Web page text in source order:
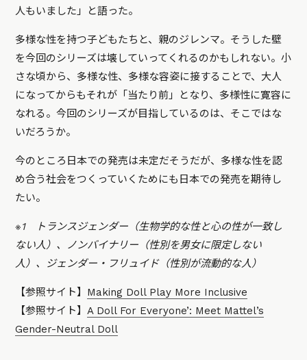
人もいました」と語った。
多様な性を持つ子どもたちと、親のジレンマ。そうした壁
を今回のシリーズは壊していってくれるのかもしれない。小
さな頃から、多様な性、多様な容姿に接することで、大人
になってからもそれが「当たり前」となり、多様性に寛容に
なれる。今回のシリーズが目指しているのは、そこではな
いだろうか。
今のところ日本での発売は未定だそうだが、多様な性を認
め合う社会をつくっていくためにも日本での発売を期待し
たい。
※1 トランスジェンダー（生物学的な性と心の性が一致し
ない人）、ノンバイナリー（性別を男女に限定しない
人）、ジェンダー・フリュイド（性別が流動的な人）
【参照サイト】 Making Doll Play More Inclusive
【参照サイト】A Doll For Everyone’: Meet Mattel’s
Gender-Neutral Doll